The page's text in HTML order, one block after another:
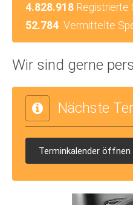
4.828.918 Registrierte
52.784 Vermittelte
Wir sind gerne
Nächste
Terminkalender öffnen